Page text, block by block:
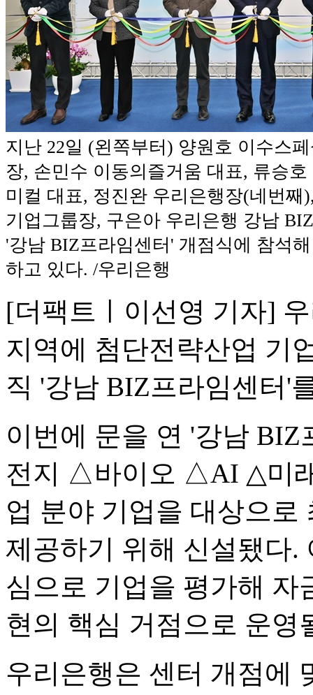
지난 22일 (왼쪽부터) 양원호 이수스
장, 손민수 이동의즐거움 대표, 류승
미컬 대표, 정진완 우리은행장(네번째
기업그룹장, 구은아 우리은행 강남
'강남 BIZ프라임센터' 개점식에 참석
하고 있다. /우리은행
[더팩트ㅣ이선영 기자]
지역에 첨단전략산업 기
직 '강남 BIZ프라임센터'
이번에 문을 연 '강남
전지 △바이오 △AI △미
업 분야 기업을 대상으로
제공하기 위해 신설됐다.
심으로 기업을 평가해 자
현의 핵심 거점으로 운영
우리은행은 센터 개점에